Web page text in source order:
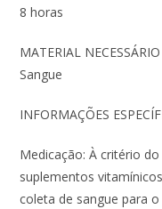
8 horas
MATERIAL
Sangue
INFORMAÇÕES
Medicação: À critério
suplementos
coleta de sangue para o